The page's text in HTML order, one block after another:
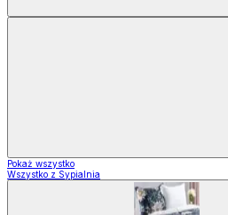
Pokaż wszystko
Wszystko z Sypialnia